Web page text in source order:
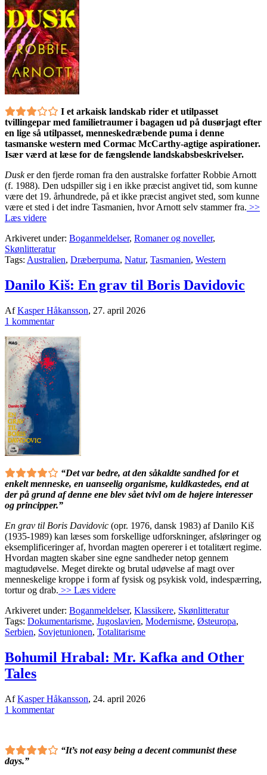
I et arkaisk landskab rider et utilpasset
tvillingepar med familietraumer i bagagen ud på dusørjagt efter
en lige så utilpasset, menneskedræbende puma i denne
tasmanske western med Cormac McCarthy-agtige aspirationer.
Især værd at læse for de fængslende landskabsbeskrivelser.
Dusker den fjerde roman fra den australske forfatter Robbie Arnott
(f. 1988). Den udspiller sig i en ikke præcist angivet tid, som kunne
være det 19. århundrede, på et ikke præcist angivet sted, som kunne
være et sted i det indre Tasmanien, hvor Arnott selv stammer fra. >>
Læs videre
Arkiveret under: Boganmeldelser, Romaner og noveller,
Skønlitteratur
Tags: Australien, Dræberpuma, Natur, Tasmanien, Western
Danilo Kiš: En grav til Boris Davidovic
AfKasper Håkansson, 27. april 2026
1 kommentar
“Det var bedre, at den såkaldte sandhed for et
enkelt menneske, en uanseelig organisme, kuldkastedes, end at
der på grund af denne ene blev sået tvivl om de højere interesser
og principper.”
En grav til Boris Davidovic (opr. 1976, dansk 1983) af Danilo Kiš
(1935-1989) kan læses som forskellige udforskninger, afsløringer og
eksemplificeringer af, hvordan magten opererer i et totalitært regime.
Hvordan magten skaber sine egne sandheder netop gennem
magtudøvelse. Meget direkte og brutal udøvelse af magt over
menneskelige kroppe i form af fysisk og psykisk vold, indespærring,
tortur og drab. >> Læs videre
Arkiveret under: Boganmeldelser, Klassikere, Skønlitteratur
Tags: Dokumentarisme, Jugoslavien, Modernisme, Østeuropa,
Serbien, Sovjetunionen, Totalitarisme
Bohumil Hrabal: Mr. Kafka and Other
Tales
AfKasper Håkansson, 24. april 2026
1 kommentar
“It’s not easy being a decent communist these
days.”